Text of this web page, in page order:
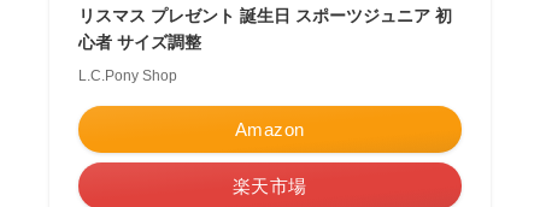
リスマス プレゼント 誕生日 スポーツジュニア 初
心者 サイズ調整
L.C.Pony Shop
Amazon
楽天市場